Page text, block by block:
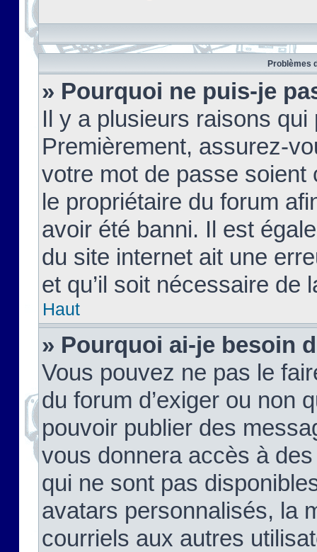
Problèmes
» Pourquoi ne puis-je
Il y a plusieurs raisons
Premièrement, assurez-
votre mot de passe soient
le propriétaire du forum
avoir été banni. Il est
du site internet ait une
et qu’il soit nécessaire de
Haut
» Pourquoi ai-je besoin
Vous pouvez ne pas le
du forum d’exiger ou non
pouvoir publier des
vous donnera accès à
qui ne sont pas
avatars personnalisés, la
courriels aux autres